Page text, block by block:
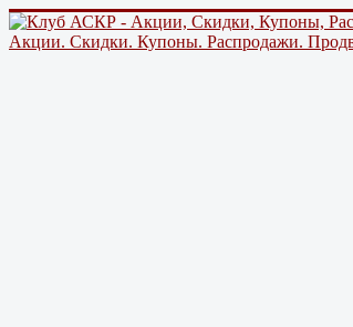
Акции. Скидки. Купоны. Распродажи.